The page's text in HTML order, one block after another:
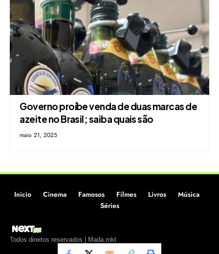
Governo proíbe venda de duas marcas de
azeite no Brasil; saiba quais são
maio 21, 2025
Inicio Cinema Famosos Filmes Livros
Música
Séries
Todos direitos reservados | Mada.mkt